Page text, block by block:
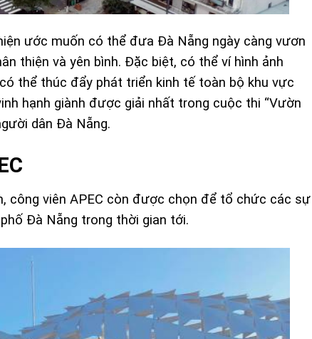
ước muốn có thể đưa Đà Nẵng ngày càng vươn
thiện và yên bình. Đặc biệt, có thể ví hình ảnh
thể thúc đẩy phát triển kinh tế toàn bộ khu vực
hạnh giành được giải nhất trong cuộc thi “Vườn
dân Đà Nẵng.
công viên APEC còn được chọn để tổ chức các sự
Đà Nẵng trong thời gian tới.